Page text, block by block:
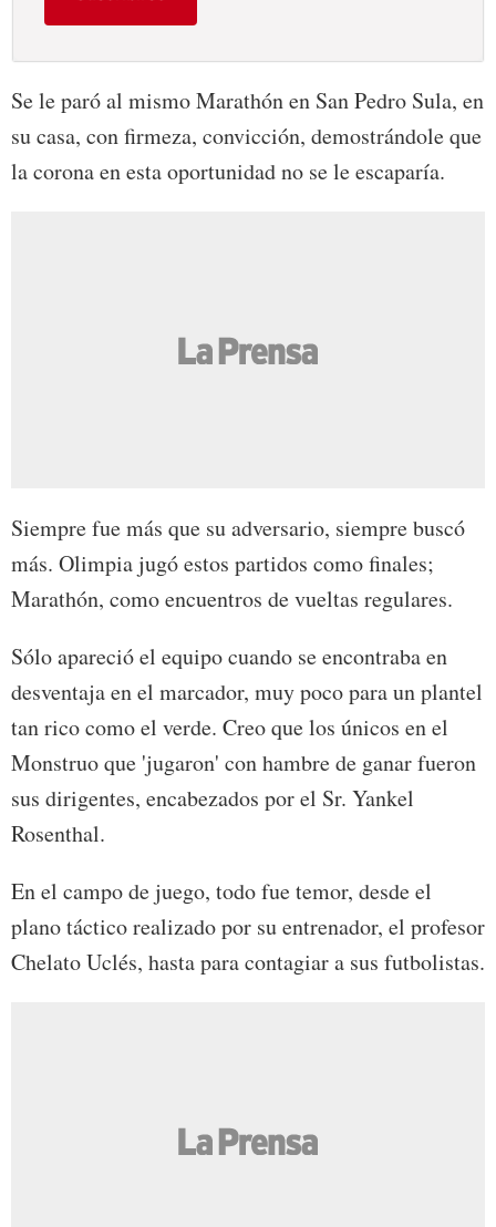
Se le paró al mismo Marathón en San Pedro Sula, en
su casa, con firmeza, convicción, demostrándole que
la corona en esta oportunidad no se le escaparía.
Siempre fue más que su adversario, siempre buscó
más. Olimpia jugó estos partidos como finales;
Marathón, como encuentros de vueltas regulares.
Sólo apareció el equipo cuando se encontraba en
desventaja en el marcador, muy poco para un plantel
tan rico como el verde. Creo que los únicos en el
Monstruo que 'jugaron' con hambre de ganar fueron
sus dirigentes, encabezados por el Sr. Yankel
Rosenthal.
En el campo de juego, todo fue temor, desde el
plano táctico realizado por su entrenador, el profesor
Chelato Uclés, hasta para contagiar a sus futbolistas.